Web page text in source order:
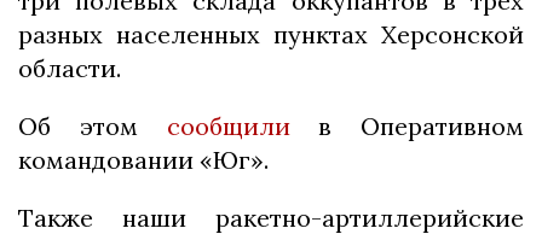
разных населенных пунктах Херсонской
области.
Об этом сообщилив Оперативном
командовании «Юг».
Также наши ракетно-артиллерийские